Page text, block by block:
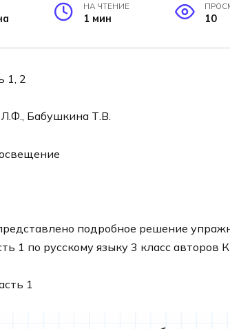
НА ЧТЕНИЕ
1 мин 10
1, 2
Бабушкина Т.В.
подробное решение
1 по русскому языку 3 класс авторов
1